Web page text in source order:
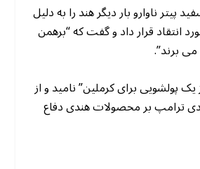
پیتر ناوارو بار دیگر هند را به دلیل
انتقاد قرار داد و گفت که “برهمن
برند”.
پولشویی برای کرملین” نامید و از
۵۰ درصدی ترامپ بر محصولات هندی دفاع